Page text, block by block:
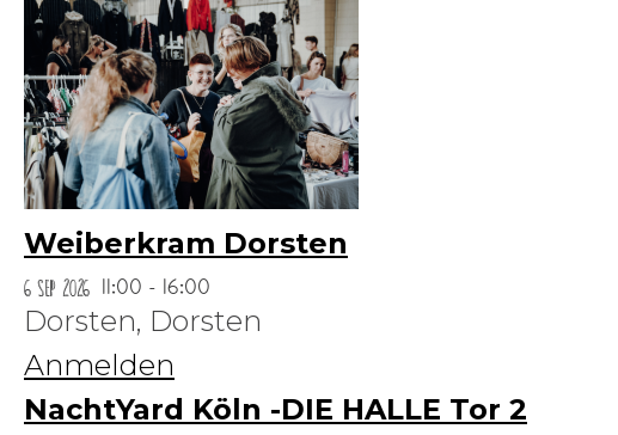
Weiberkram Dorsten
6 Sep 2026 11:00 - 16:00
Dorsten, Dorsten
Anmelden
NachtYard Köln -DIE HALLE Tor 2